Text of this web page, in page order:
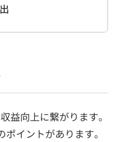
益向上に繋がります。
イントがあります。